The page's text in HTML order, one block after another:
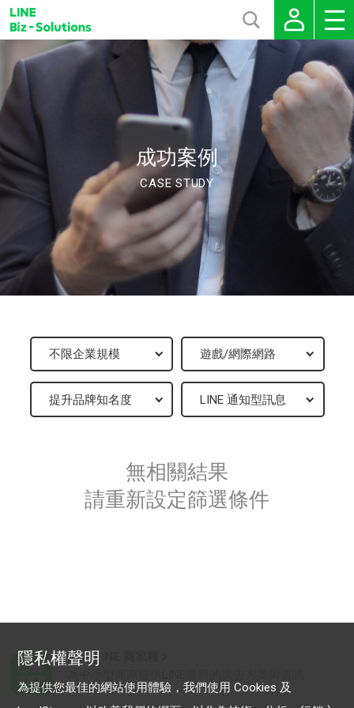
成功案例
CASE STUDY
無相關結果
請重新設定篩選條件
加入 LINE 商家報
隱私權聲明
為提供您最佳的網站使用體驗，我們使用 Cookies 及